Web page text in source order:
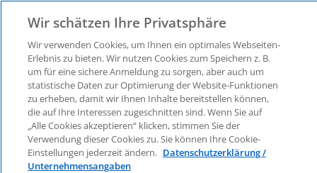
Denkanstöße
Wir schätzen Ihre Privatsphäre
Wir verwenden Cookies, um Ihnen ein optimales Webseiten-
Erlebnis zu bieten. Wir nutzen Cookies zum Speichern z. B.
um für eine sichere Anmeldung zu sorgen, aber auch um
statistische Daten zur Optimierung der Website-Funktionen
zu erheben, damit wir Ihnen Inhalte bereitstellen können,
die auf Ihre Interessen zugeschnitten sind. Wenn Sie auf
„Alle Cookies akzeptieren“ klicken, stimmen Sie der
Verwendung dieser Cookies zu. Sie können Ihre Cookie-
Einstellungen jederzeit ändern. Datenschutzerklärung /
Unternehmensangaben